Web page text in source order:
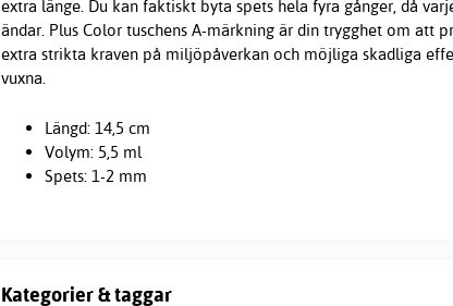
extra länge. Du kan faktiskt byta spets hela fyra gånger, då
ändar. Plus Color tuschens A-märkning är din trygghet om att
extra strikta kraven på miljöpåverkan och möjliga skadliga
vuxna.
Längd: 14,5 cm
Volym: 5,5 ml
Spets: 1-2 mm
Kategorier & taggar